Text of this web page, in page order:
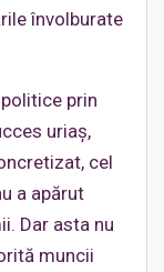
învolburate
prin
uriaș,
cel
a apărut
Dar asta nu
muncii